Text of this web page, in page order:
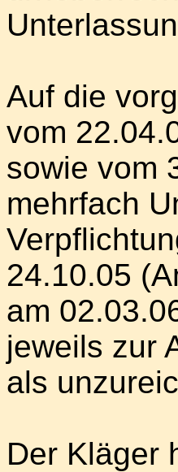
Auf die
vom
sowie vom
mehrfach
24.10.05
am
jeweils zur
als
Der Kläger